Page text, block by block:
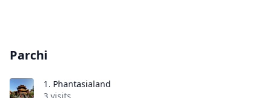
Parchi
1. Phantasialand